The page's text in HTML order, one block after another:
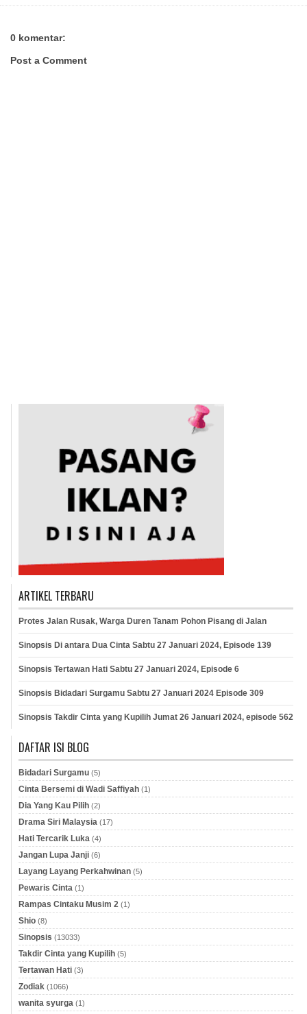
0 komentar:
Post a Comment
ARTIKEL TERBARU
Protes Jalan Rusak, Warga Duren Tanam Pohon Pisang di Jalan
Sinopsis Di antara Dua Cinta Sabtu 27 Januari 2024, Episode 139
Sinopsis Tertawan Hati Sabtu 27 Januari 2024, Episode 6
Sinopsis Bidadari Surgamu Sabtu 27 Januari 2024 Episode 309
Sinopsis Takdir Cinta yang Kupilih Jumat 26 Januari 2024, episode 562
DAFTAR ISI BLOG
Bidadari Surgamu (5)
Cinta Bersemi di Wadi Saffiyah (1)
Dia Yang Kau Pilih (2)
Drama Siri Malaysia (17)
Hati Tercarik Luka (4)
Jangan Lupa Janji (6)
Layang Layang Perkahwinan (5)
Pewaris Cinta (1)
Rampas Cintaku Musim 2 (1)
Shio (8)
Sinopsis (13033)
Takdir Cinta yang Kupilih (5)
Tertawan Hati (3)
Zodiak (1066)
wanita syurga (1)